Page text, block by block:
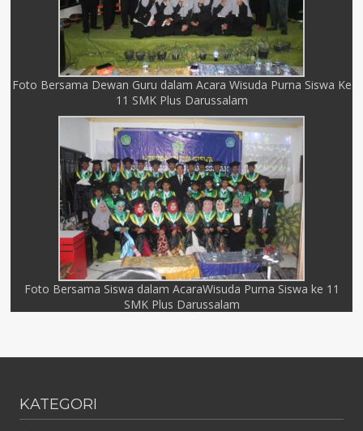
Foto Bersama Dewan Guru dalam Acara Wisuda Purna Siswa Ke
11 SMK Plus Darussalam
Foto Bersama Siswa dalam AcaraWisuda Purna Siswa ke 11
SMK Plus Darussalam
KATEGORI